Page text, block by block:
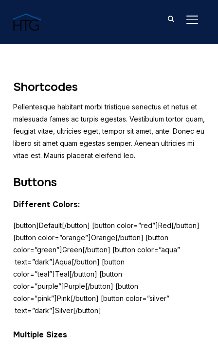
Shortcodes
Pellentesque habitant morbi tristique senectus et netus et
malesuada fames ac turpis egestas. Vestibulum tortor quam,
feugiat vitae, ultricies eget, tempor sit amet, ante. Donec eu
libero sit amet quam egestas semper. Aenean ultricies mi
vitae est. Mauris placerat eleifend leo.
Buttons
Different Colors:
[button]Default[/button] [button color=”red”]Red[/button]
[button color=”orange”]Orange[/button] [button
color=”green”]Green[/button] [button color=”aqua”
text=”dark”]Aqua[/button] [button
color=”teal”]Teal[/button] [button
color=”purple”]Purple[/button] [button
color=”pink”]Pink[/button] [button color=”silver”
text=”dark”]Silver[/button]
Multiple Sizes